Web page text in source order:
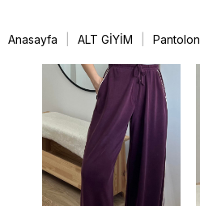
Anasayfa ALT GİYİM Pantolon